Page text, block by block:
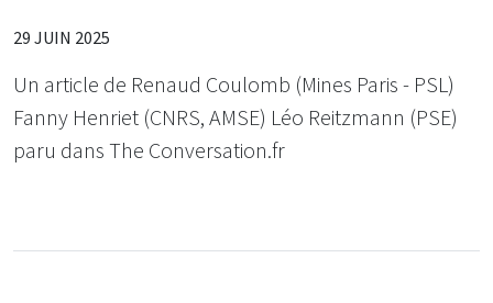
29 JUIN 2025
Un article de Renaud Coulomb (Mines Paris - PSL)
Fanny Henriet (CNRS, AMSE) Léo Reitzmann (PSE)
paru dans The Conversation.fr